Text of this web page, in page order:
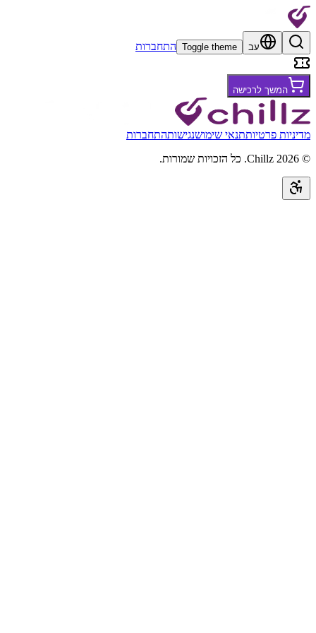
עב Toggle theme התחברות
המשך לרכישה
מדיניות פרטיותתנאי שימושנגישותהתחברות
©
2026
Chillz
. כל הזכויות שמורות.